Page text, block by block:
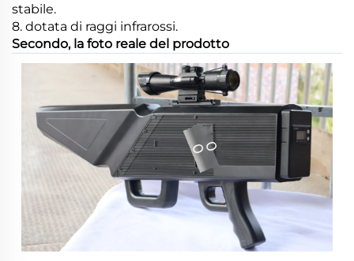
stabile.
8. dotata di raggi infrarossi.
Secondo, la foto reale del prodotto